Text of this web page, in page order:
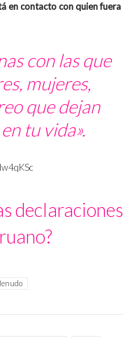
en contacto con quien fuera
con las que
mujeres,
que dejan
tu vida».
declaraciones